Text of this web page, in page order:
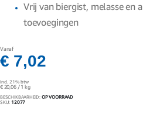
Vrij van biergist, melasse en
toevoegingen
Vanaf
€ 7,02
Incl. 21% btw
€ 20,06/ 1 kg
BESCHIKBAARHEID: OP VOORRAAD
SKU 12077